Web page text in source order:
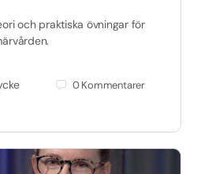
och praktiska övningar för
0Kommentarer